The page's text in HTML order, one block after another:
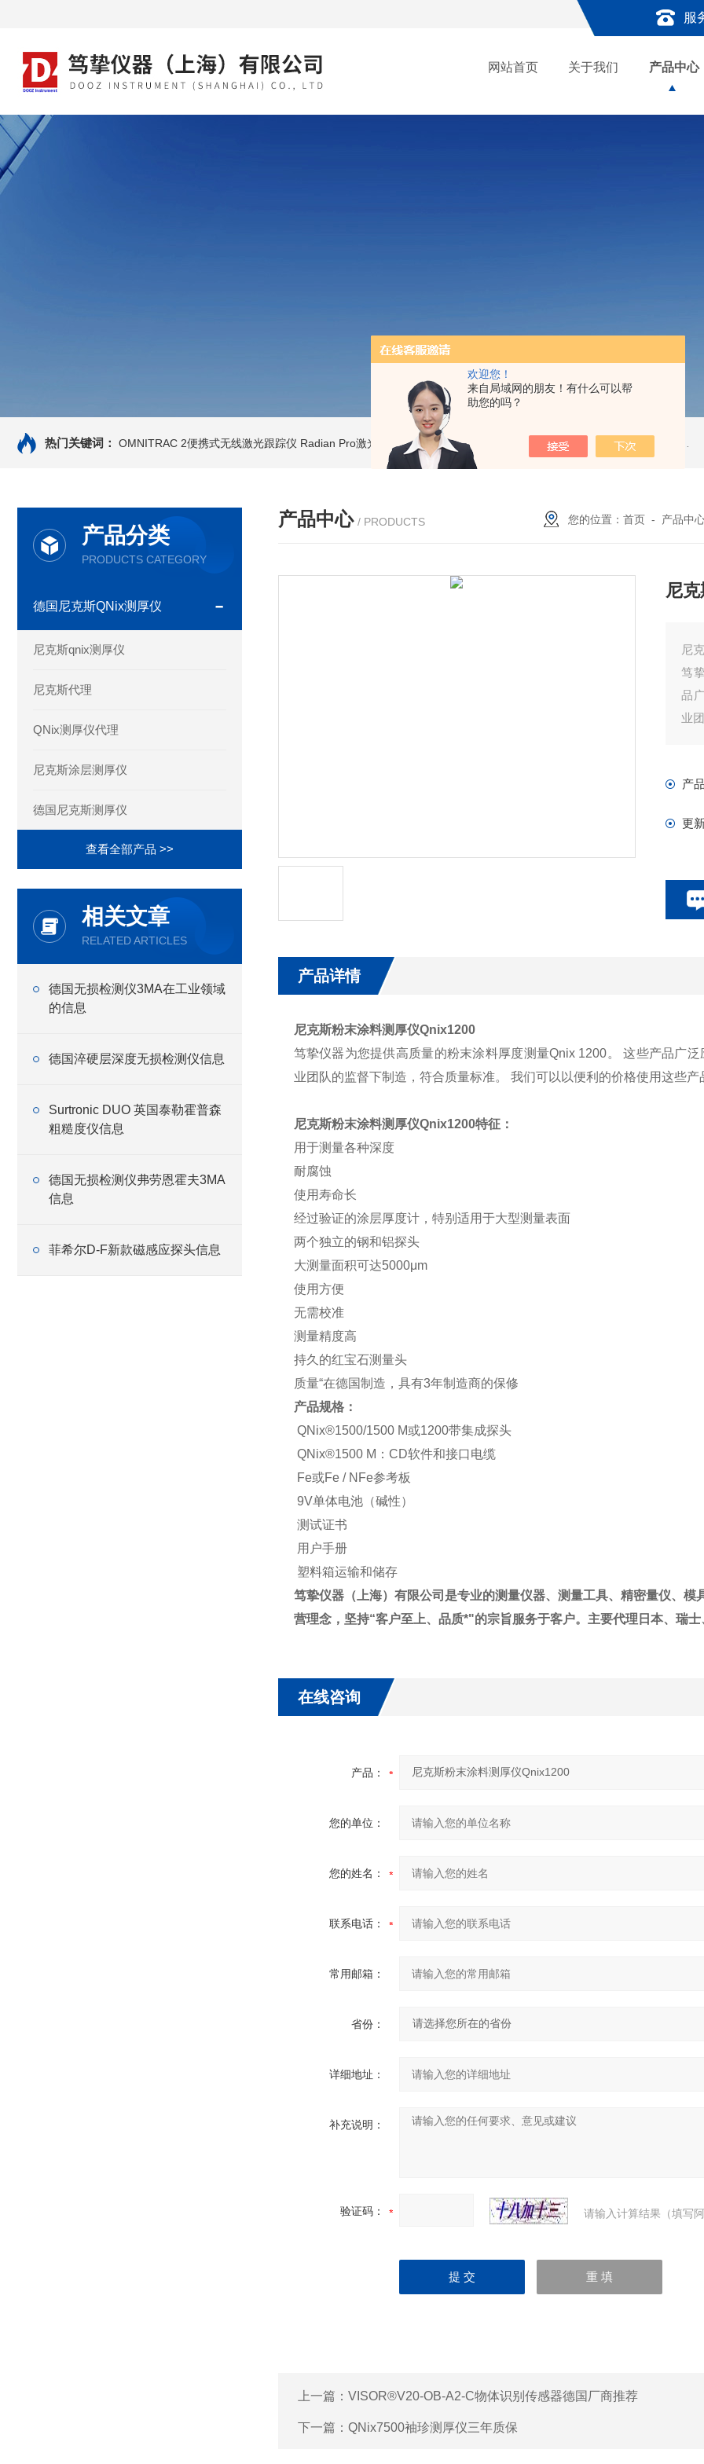
欢迎您！
来自局域网的朋友！有什么可以帮
助您的吗？
服
网站首页 关于我们 产品中心
热门关键词： OMNITRAC 2便携式无线激光跟踪仪 Radian Pro激光跟踪仪 OT2 Core激光跟踪仪 美国API OT2 Core激光跟踪仪
产品分类
PRODUCTS CATEGORY
德国尼克斯QNix测厚仪
尼克斯qnix测厚仪
尼克斯代理
QNix测厚仪代理
尼克斯涂层测厚仪
德国尼克斯测厚仪
查看全部产品 >>
相关文章
RELATED ARTICLES
德国无损检测仪3MA在工业领域
的信息
德国淬硬层深度无损检测仪信息
Surtronic DUO 英国泰勒霍普森
粗糙度仪信息
德国无损检测仪弗劳恩霍夫3MA
信息
菲希尔D-F新款磁感应探头信息
产品中心 / PRODUCTS 您的位置：首页 - 产品中
尼
尼
笃
品
业
产
更
产品详情
尼克斯粉末涂料测厚仪Qnix1200
笃挚仪器为您提供高质量的粉末涂料厚度测量Qnix 1200。 这些产品广
业团队的监督下制造，符合质量标准。 我们可以以便利的价格使用这些产
尼克斯粉末涂料测厚仪Qnix1200特征：
用于测量各种深度
耐腐蚀
使用寿命长
经过验证的涂层厚度计，特别适用于大型测量表面
两个独立的钢和铝探头
大测量面积可达5000μm
使用方便
无需校准
测量精度高
持久的红宝石测量头
质量“在德国制造，具有3年制造商的保修
产品规格：
QNix®1500/1500 M或1200带集成探头
QNix®1500 M：CD软件和接口电缆
Fe或Fe / NFe参考板
9V单体电池（碱性）
测试证书
用户手册
塑料箱运输和储存
笃挚仪器（上海）有限公司是专业的测量仪器、测量工具、精密量仪、
营理念，坚持“客户至上、品质*"的宗旨服务于客户。主要代理日本、瑞
在线咨询
产品：
您的单位：
您的姓名：
联系电话：
常用邮箱：
省份：
详细地址：
补充说明：
验证码： 请输入计算结果（填写
上一篇： VISOR®V20-OB-A2-C物体识别传感器德国厂商推荐
下一篇： QNix7500袖珍测厚仪三年质保